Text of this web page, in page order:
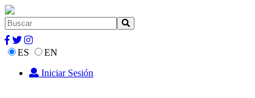
ES
EN
Iniciar Sesión